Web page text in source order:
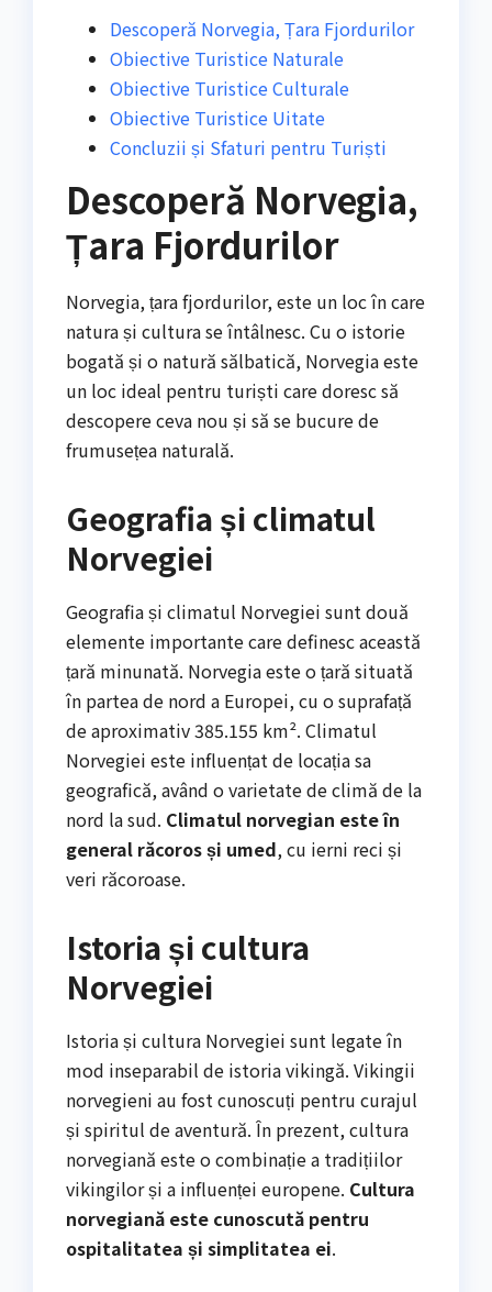
Descoperă Norvegia, Țara Fjordurilor
Obiective Turistice Naturale
Obiective Turistice Culturale
Obiective Turistice Uitate
Concluzii și Sfaturi pentru Turiști
Descoperă Norvegia,
Țara Fjordurilor
Norvegia, țara fjordurilor, este un loc în care
natura și cultura se întâlnesc. Cu o istorie
bogată și o natură sălbatică, Norvegia este
un loc ideal pentru turiști care doresc să
descopere ceva nou și să se bucure de
frumusețea naturală.
Geografia și climatul
Norvegiei
Geografia și climatul Norvegiei sunt două
elemente importante care definesc această
țară minunată. Norvegia este o țară situată
în partea de nord a Europei, cu o suprafață
de aproximativ 385.155 km². Climatul
Norvegiei este influențat de locația sa
geografică, având o varietate de climă de la
nord la sud. Climatul norvegian este în
general răcoros și umed, cu ierni reci și
veri răcoroase.
Istoria și cultura
Norvegiei
Istoria și cultura Norvegiei sunt legate în
mod inseparabil de istoria vikingă. Vikingii
norvegieni au fost cunoscuți pentru curajul
și spiritul de aventură. În prezent, cultura
norvegiană este o combinație a tradițiilor
vikingilor și a influenței europene. Cultura
norvegiană este cunoscută pentru
ospitalitatea și simplitatea ei.